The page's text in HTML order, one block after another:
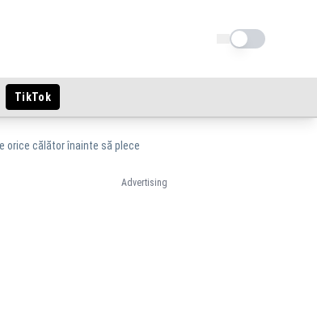
Schimba tema
TikTok
orice călător înainte să plece
Advertising